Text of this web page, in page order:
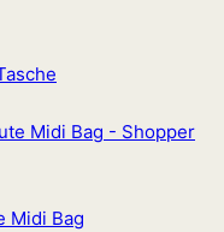
Midi Bag